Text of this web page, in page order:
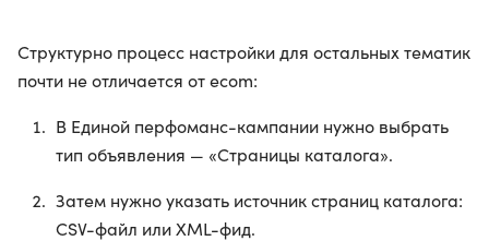
Структурно процесс настройки для остальных тематик
почти не отличается от ecom:
В Единой перфоманс-кампании нужно выбрать
тип объявления — «Страницы каталога».
Затем нужно указать источник страниц каталога:
СSV-файл или XML-фид.